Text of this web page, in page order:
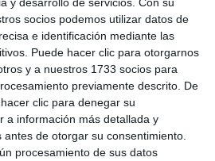
socios podemos utilizar datos de
e identificación mediante las
Puede hacer clic para otorgarnos
y a nuestros 1733 socios para
previamente descrito. De
clic para denegar su
a información más detallada y
de otorgar su consentimiento.
procesamiento de sus datos